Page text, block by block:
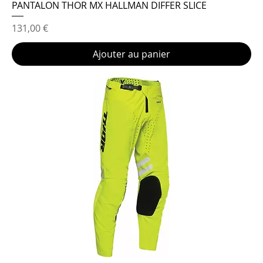
PANTALON THOR MX HALLMAN DIFFER SLICE
Prix
131,00 €
Ajouter au panier